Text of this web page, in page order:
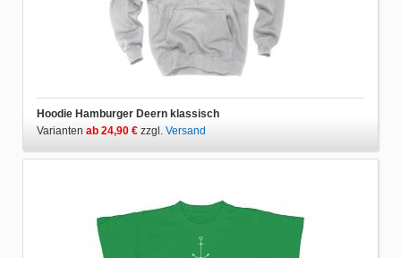
Hoodie Hamburger Deern klassisch
Varianten ab 24,90 € zzgl. Versand